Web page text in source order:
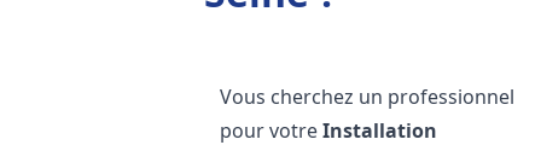
Vous cherchez un professionnel
pour votreInstallation